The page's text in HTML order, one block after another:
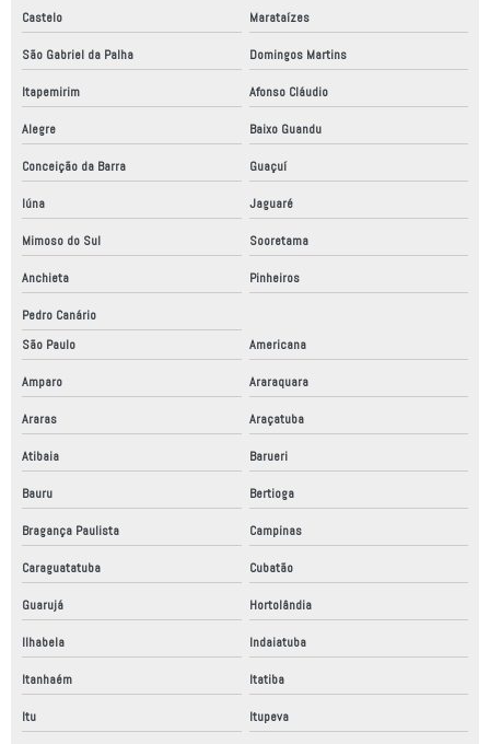
Montagem de painel elétrico industrial
Montagem de quadro elétrico industrial
Montagem de quadro elétrico trifásico
Nr12 análise de risco
Painel elétrico montagem
Painel elétrico placa de montagem
Peças para automação
Peças para automação industrial
Projeto adequação nr12
Projeto elétrico industrial
Projeto mecânico
Projeto mecânico de elementos de máquinas
Projeto mecânico industrial
Projeto mecânico simples
Projeto painel elétrico industrial
Projetos de mecânica industrial
Projetos mecanicos a venda
Castelo Marataízes
São Gabriel da Palha Domingos Martins
Itapemirim Afonso Cláudio
Alegre Baixo Guandu
Conceição da Barra Guaçuí
Iúna Jaguaré
Mimoso do Sul Sooretama
Anchieta Pinheiros
Pedro Canário
São Paulo
Americana
Amparo Araraquara
Araras Araçatuba
Atibaia Barueri
Bauru Bertioga
Bragança Paulista Campinas
Caraguatatuba Cubatão
Guarujá Hortolândia
Ilhabela Indaiatuba
Itanhaém Itatiba
Itu Itupeva